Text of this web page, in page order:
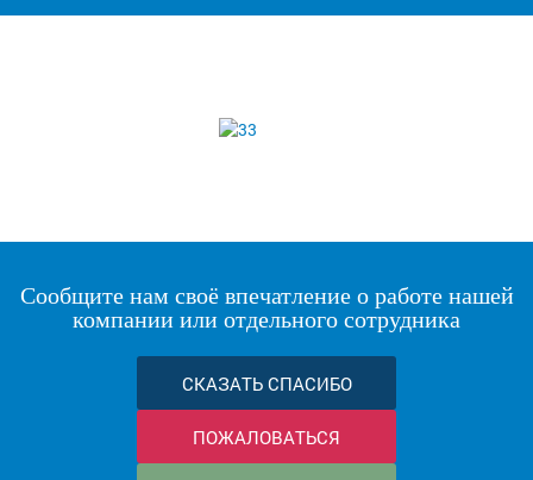
Сообщите нам своё впечатление о работе нашей
компании или отдельного сотрудника
СКАЗАТЬ СПАСИБО
ПОЖАЛОВАТЬСЯ